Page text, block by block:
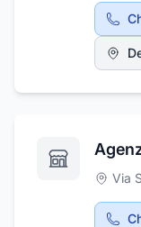
per
Cerca
con il
Via